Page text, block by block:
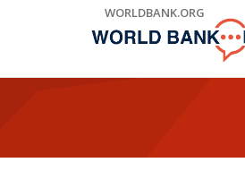
WORLDBANK.ORG